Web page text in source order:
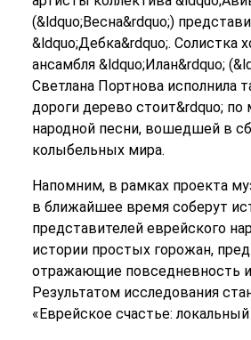
(&ldquo;Весна&rdquo;)
&ldquo;Дебка&rdquo;. Солистка
ансамбля &ldquo;Илан&rdquo;
Светлана Портнова исполнила
дороги дерево стоит&rdquo;
народной песни, вошедшей в
колыбельных мира.
Напомним, в рамках проекта
в ближайшее время соберут
представителей еврейского
истории простых горожан,
отражающие повседневность
Результатом исследования
«Еврейское счастье: локальный